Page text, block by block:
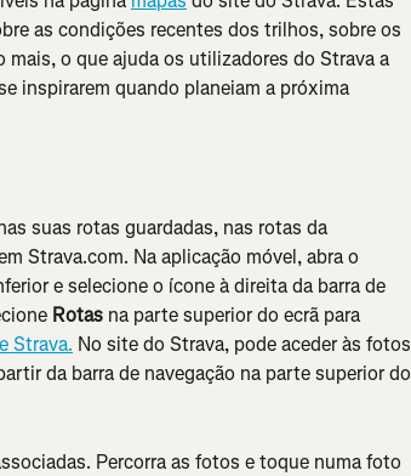
as condições recentes dos trilhos, sobre os
o que ajuda os utilizadores do Strava a
inspirarem quando planeiam a próxima
suas rotas guardadas, nas rotas da
Strava.com. Na aplicação móvel, abra o
e selecione o ícone à direita da barra de
Rotas na parte superior do ecrã para
Strava. No site do Strava, pode aceder às fotos
da barra de navegação na parte superior do
Percorra as fotos e toque numa foto